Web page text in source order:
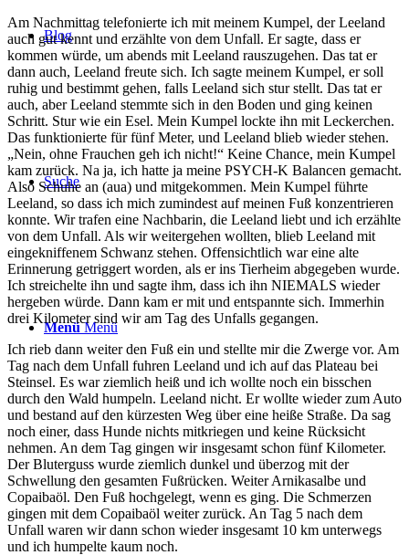
Blog
Suche
Menü Menü
Am Nachmittag telefonierte ich mit meinem Kumpel, der Leeland
auch gut kennt und erzählte von dem Unfall. Er sagte, dass er
kommen würde, um abends mit Leeland rauszugehen. Das tat er
dann auch, Leeland freute sich. Ich sagte meinem Kumpel, er soll
ruhig und bestimmt gehen, falls Leeland sich stur stellt. Das tat er
auch, aber Leeland stemmte sich in den Boden und ging keinen
Schritt. Stur wie ein Esel. Mein Kumpel lockte ihn mit Leckerchen.
Das funktionierte für fünf Meter, und Leeland blieb wieder stehen.
„Nein, ohne Frauchen geh ich nicht!“ Keine Chance, mein Kumpel
kam zurück. Na ja, ich hatte ja meine PSYCH-K Balancen gemacht.
Also Schuhe an (aua) und mitgekommen. Mein Kumpel führte
Leeland, so dass ich mich zumindest auf meinen Fuß konzentrieren
konnte. Wir trafen eine Nachbarin, die Leeland liebt und ich erzählte
von dem Unfall. Als wir weitergehen wollten, blieb Leeland mit
eingekniffenem Schwanz stehen. Offensichtlich war eine alte
Erinnerung getriggert worden, als er ins Tierheim abgegeben wurde.
Ich streichelte ihn und sagte ihm, dass ich ihn NIEMALS wieder
hergeben würde. Dann kam er mit und entspannte sich. Immerhin
drei Kilometer sind wir am Tag des Unfalls gegangen.
Ich rieb dann weiter den Fuß ein und stellte mir die Zwerge vor. Am
Tag nach dem Unfall fuhren Leeland und ich auf das Plateau bei
Steinsel. Es war ziemlich heiß und ich wollte noch ein bisschen
durch den Wald humpeln. Leeland nicht. Er wollte wieder zum Auto
und bestand auf den kürzesten Weg über eine heiße Straße. Da sag
noch einer, dass Hunde nichts mitkriegen und keine Rücksicht
nehmen. An dem Tag gingen wir insgesamt schon fünf Kilometer.
Der Bluterguss wurde ziemlich dunkel und überzog mit der
Schwellung den gesamten Fußrücken. Weiter Arnikasalbe und
Copaibaöl. Den Fuß hochgelegt, wenn es ging. Die Schmerzen
gingen mit dem Copaibaöl weiter zurück. An Tag 5 nach dem
Unfall waren wir dann schon wieder insgesamt 10 km unterwegs
und ich humpelte kaum noch.